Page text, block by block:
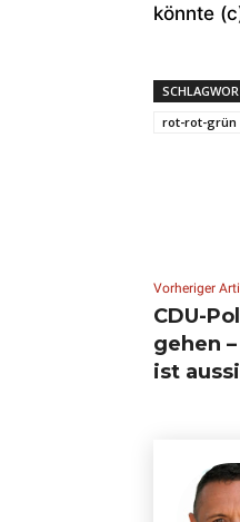
könnte
rot-rot-grün
Vorheriger
CDU-
gehen
ist